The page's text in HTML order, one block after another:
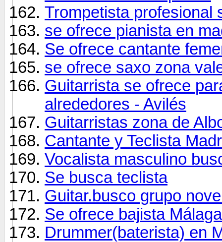
Trompetista profesional
se ofrece pianista en
Se ofrece cantante
se ofrece saxo zona
Guitarrista se ofrece
alrededores - Avilés
Guitarristas zona de
Cantante y Teclista
Vocalista masculino
Se busca teclista
Guitar.busco grupo
Se ofrece bajista Málaga
Drummer(baterista) en